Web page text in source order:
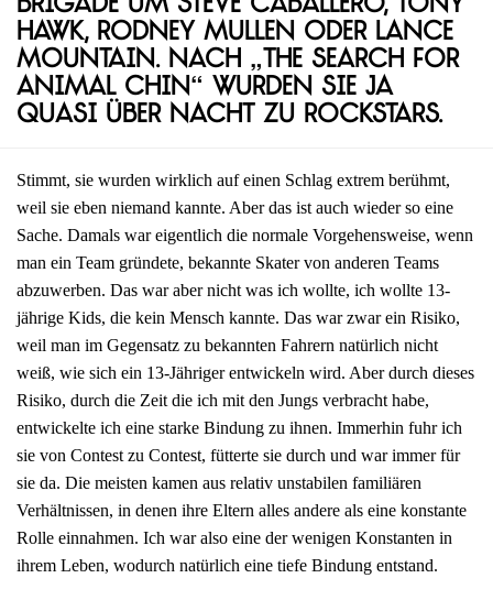
Brigade um Steve Caballero, Tony
Hawk, Rodney Mullen oder Lance
Mountain. Nach „The Search for
Animal Chin“ wurden sie ja
quasi über Nacht zu Rockstars.
Stimmt, sie wurden wirklich auf einen Schlag extrem berühmt,
weil sie eben niemand kannte. Aber das ist auch wieder so eine
Sache. Damals war eigentlich die normale Vorgehensweise, wenn
man ein Team gründete, bekannte Skater von anderen Teams
abzuwerben. Das war aber nicht was ich wollte, ich wollte 13-
jährige Kids, die kein Mensch kannte. Das war zwar ein Risiko,
weil man im Gegensatz zu bekannten Fahrern natürlich nicht
weiß, wie sich ein 13-Jähriger entwickeln wird. Aber durch dieses
Risiko, durch die Zeit die ich mit den Jungs verbracht habe,
entwickelte ich eine starke Bindung zu ihnen. Immerhin fuhr ich
sie von Contest zu Contest, fütterte sie durch und war immer für
sie da. Die meisten kamen aus relativ unstabilen familiären
Verhältnissen, in denen ihre Eltern alles andere als eine konstante
Rolle einnahmen. Ich war also eine der wenigen Konstanten in
ihrem Leben, wodurch natürlich eine tiefe Bindung entstand.